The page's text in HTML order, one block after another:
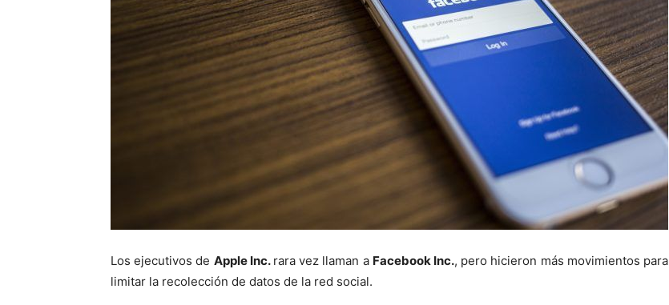
Los ejecutivos de Apple Inc. rara vez llaman a Facebook Inc., pero hicieron más movimientos para
limitar la recolección de datos de la red social.